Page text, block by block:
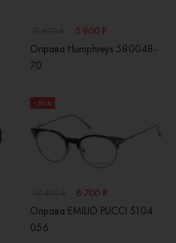
5 900 ₽
Оправа Humphreys 580048-
70
- 50 %
8 700 ₽
Оправа EMILIO PUCCI 5104
056